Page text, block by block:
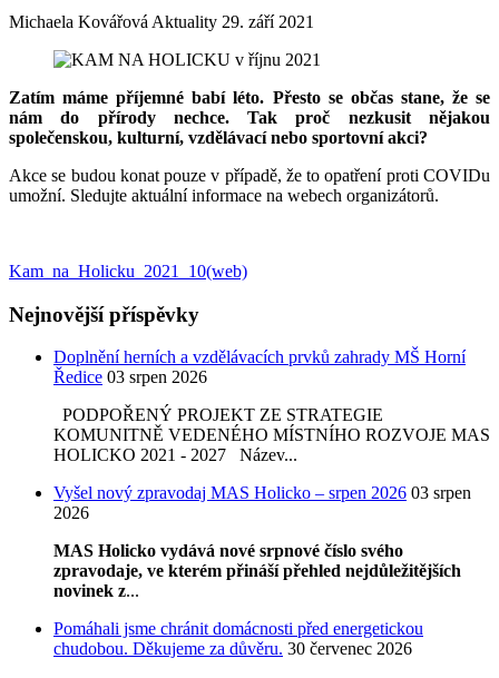
Michaela Kovářová Aktuality 29. září 2021
Zatím máme příjemné babí léto. Přesto se občas stane, že se
nám do přírody nechce. Tak proč nezkusit nějakou
společenskou, kulturní, vzdělávací nebo sportovní akci?
Akce se budou konat pouze v případě, že to opatření proti COVIDu
umožní. Sledujte aktuální informace na webech organizátorů.
Kam_na_Holicku_2021_10(web)
Nejnovější příspěvky
Doplnění herních a vzdělávacích prvků zahrady MŠ Horní
Ředice 03 srpen 2026
PODPOŘENÝ PROJEKT ZE STRATEGIE
KOMUNITNĚ VEDENÉHO MÍSTNÍHO ROZVOJE MAS
HOLICKO 2021 - 2027 Název...
Vyšel nový zpravodaj MAS Holicko – srpen 2026 03 srpen
2026
MAS Holicko vydává nové srpnové číslo svého
zpravodaje, ve kterém přináší přehled nejdůležitějších
novinek z...
Pomáhali jsme chránit domácnosti před energetickou
chudobou. Děkujeme za důvěru. 30 červenec 2026